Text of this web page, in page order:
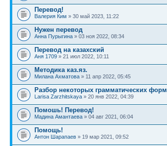
Перевод!
Валерия Ким » 30 май 2023, 11:22
Нужен перевод
Анна Пурыгина » 03 ноя 2022, 08:34
Перевод на казахский
Аня 1709 » 21 июл 2022, 10:11
Методика каз.яз.
Милана Ахматова » 11 апр 2022, 05:45
Разбор некоторых грамматических форм
Larisa Zarzhitskaya » 20 янв 2022, 04:39
Помошь! Перевод!
Мадина Амантаева » 04 авг 2021, 06:04
Помощь!
Антон Шарапаев » 19 мар 2021, 09:52